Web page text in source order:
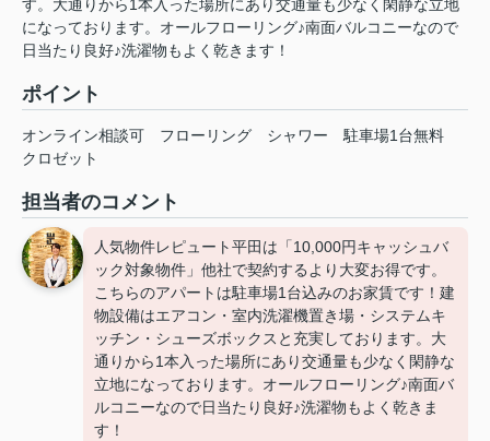
す。大通りから1本入った場所にあり交通量も少なく閑静な立地
になっております。オールフローリング♪南面バルコニーなので
日当たり良好♪洗濯物もよく乾きます！
ポイント
オンライン相談可 フローリング シャワー
駐車場1台無料
クロゼット
担当者のコメント
人気物件レピュート平田は「10,000円キャッシュバ
ック対象物件」他社で契約するより大変お得です。
こちらのアパートは駐車場1台込みのお家賃です！建
物設備はエアコン・室内洗濯機置き場・システムキ
ッチン・シューズボックスと充実しております。大
通りから1本入った場所にあり交通量も少なく閑静な
立地になっております。オールフローリング♪南面バ
ルコニーなので日当たり良好♪洗濯物もよく乾きま
す！